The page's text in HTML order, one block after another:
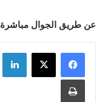
عن طريق الجوال مباشرة 0096176887484